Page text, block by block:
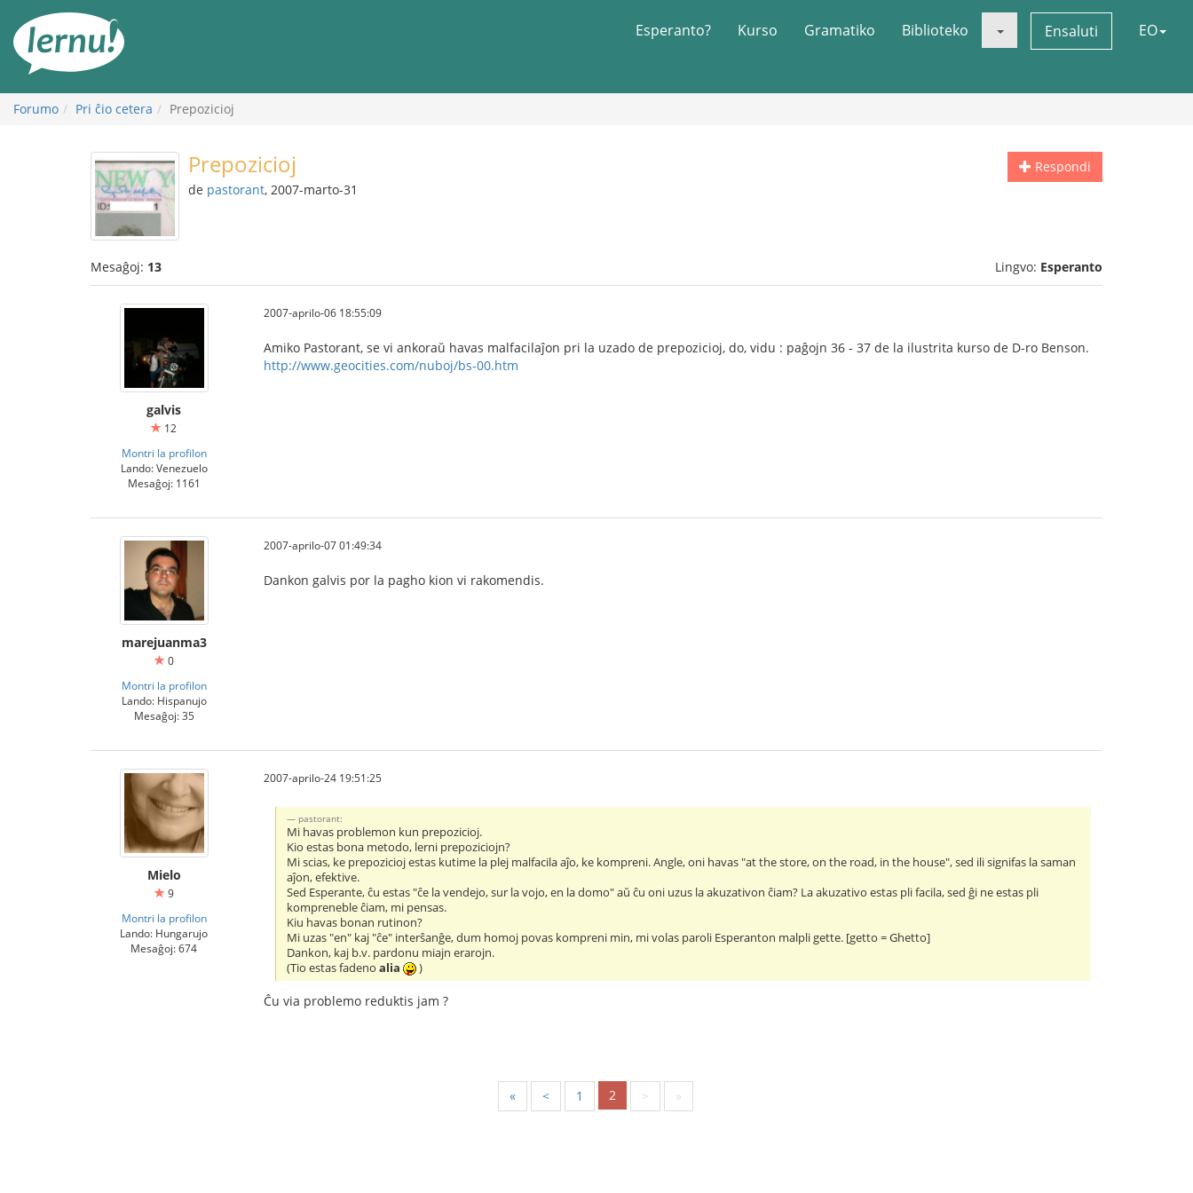
enhavo
Esperanto? Kurso Gramatiko Biblioteko Ensaluti EO
Forumo Pri ĉio cetera Prepozicioj
Respondi
Prepozicioj
de pastorant, 2007-marto-31
Mesaĝoj: 13 Lingvo: Esperanto
galvis
12
Montri la profilon
Lando: Venezuelo
Mesaĝoj: 1161
2007-aprilo-06 18:55:09
Amiko Pastorant, se vi ankoraŭ havas malfacilaĵon pri la uzado de prepozicioj, do, vidu : paĝojn 36 - 37 de la ilustrita kurso de D-ro Benson.
http://www.geocities.com/nuboj/bs-00.htm
marejuanma3
0
Montri la profilon
Lando: Hispanujo
Mesaĝoj: 35
2007-aprilo-07 01:49:34
Dankon galvis por la pagho kion vi rakomendis.
Mielo
9
Montri la profilon
Lando: Hungarujo
Mesaĝoj: 674
2007-aprilo-24 19:51:25
pastorant:
Mi havas problemon kun prepozicioj.
Kio estas bona metodo, lerni prepoziciojn?
Mi scias, ke prepozicioj estas kutime la plej malfacila aĵo, ke kompreni. Angle, oni havas "at the store, on the road, in the house", sed ili signifas la saman
aĵon, efektive.
Sed Esperante, ĉu estas "ĉe la vendejo, sur la vojo, en la domo" aŭ ĉu oni uzus la akuzativon ĉiam? La akuzativo estas pli facila, sed ĝi ne estas pli
kompreneble ĉiam, mi pensas.
Kiu havas bonan rutinon?
Mi uzas "en" kaj "ĉe" interŝanĝe, dum homoj povas kompreni min, mi volas paroli Esperanton malpli gette. [getto = Ghetto]
Dankon, kaj b.v. pardonu miajn erarojn.
(Tio estas fadenoalia )
Ĉu via problemo reduktis jam ?
« < 1 2 > »